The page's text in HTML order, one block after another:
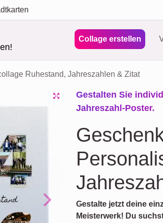
Collage erstellen
Ruhestand, Jahreszahlen & Zitat
Next
Gestalten Sie
Jahreszahl-Poster.
Gestalte jetzt deine
Meisterwerk! Du